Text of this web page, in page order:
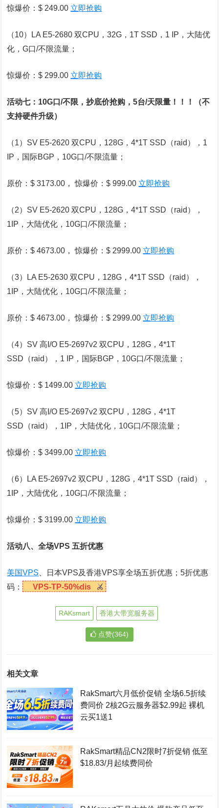
惊爆价：$ 249.00 立即抢购
（10）LA E5-2680 双CPU，32G，1T SSD，1 IP，大陆优
化，G口/不限流量；
惊爆价：$ 299.00 立即抢购
活动七：10G口/不限，抄底价抢购，5台/天限量！！！（不
支持硬件升级）
（1）SV E5-2620 双CPU，128G，4*1T SSD（raid），1
IP，国际BGP，10G口/不限流量；
原价：$ 3173.00， 惊爆价：$ 999.00 立即抢购
（2）SV E5-2620 双CPU，128G，4*1T SSD（raid），
1IP，大陆优化，10G口/不限流量；
原价：$ 4673.00， 惊爆价：$ 2999.00 立即抢购
（3）LA E5-2630 双CPU，128G，4*1T SSD（raid），
1IP，大陆优化，10G口/不限流量；
原价：$ 4673.00， 惊爆价：$ 2999.00 立即抢购
（4）SV 高I/O E5-2697v2 双CPU，128G，4*1T
SSD（raid），1 IP，国际BGP，10G口/不限流量；
惊爆价：$ 1499.00 立即抢购
（5）SV 高I/O E5-2697v2 双CPU，128G，4*1T
SSD（raid），1IP，大陆优化，10G口/不限流量；
惊爆价：$ 3499.00 立即抢购
（6）LA E5-2697v2 双CPU，128G，4*1T SSD（raid），
1IP，大陆优化，10G口/不限流量；
惊爆价：$ 3199.00 立即抢购
活动八、全场VPS 五折优惠
美国VPS 、日本VPS及香港VPS享全场五折优惠；5折优惠
码：
VPS-TP-50%dis
RAKsmart 香港大带宽服务器
点赞(364)
相关文章
RakSmart六月低价促销 全场6.5折续
费同价 2核2G云服务器$2.99起 裸机
云买1送1
RakSmart精品CN2限时7折促销 低至
$18.83/月起续费同价